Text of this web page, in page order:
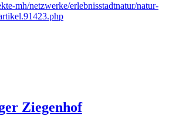
mh/netzwerke/erlebnisstadtnatur/natur-
Ziegenhof